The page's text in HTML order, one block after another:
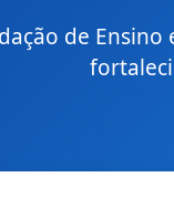
de Ensino